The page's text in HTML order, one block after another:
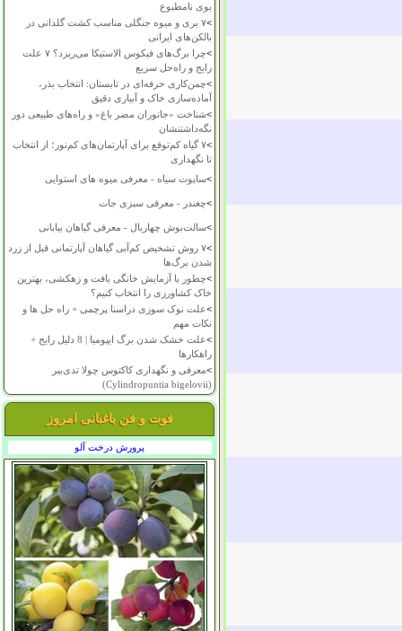
بوی نامطبوع
>
۷ بری و میوه جنگلی مناسب کشت گلدانی در
بالکن‌های ایرانی
>
چرا برگ‌های فیکوس الاستیکا می‌ریزد؟ ۷ علت
رایج و راه‌حل سریع
>چمن‌کاری حرفه‌ای در تابستان: انتخاب بذر،
آماده‌سازی خاک و آبیاری دقیق
>شناخت «جانوران مضر باغ» و راه‌های طبیعی دور
نگه‌داشتنشان
>
۷ گیاه کم‌توقع برای آپارتمان‌های کم‌نور؛ از انتخاب
تا نگهداری
>ساپوت سیاه - معرفی میوه های استوایی
>چغندر - معرفی سبزی جات
>سالت‌بوش چهاربال - معرفی گیاهان بیابانی
>
۷ روش تشخیص کم‌آبی گیاهان آپارتمانی قبل از زرد
شدن برگ‌ها
>چطور با آزمایش خانگی بافت و زهکشی، بهترین
خاک کشاورزی را انتخاب کنیم؟
>علت نوک سوزی دراسنا پرچمی + راه حل ها و
نکات مهم
>
علت خشک شدن برگ ایپومیا | 8 دلیل رایج +
راهکارها
>معرفی و نگهداری کاکتوس چولا تدی‌بیر
(Cylindropuntia bigelovii)
فوت و فن باغبانی امروز
پرورش درخت آلو